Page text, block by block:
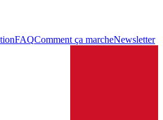
FAQComment ça marcheNewsletter